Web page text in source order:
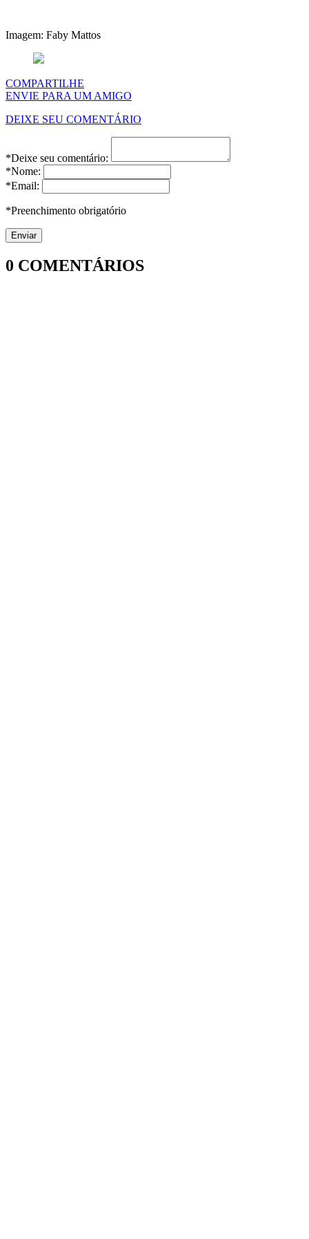
Imagem: Faby Mattos
COMPARTILHE
ENVIE PARA UM AMIGO
DEIXE SEU COMENTÁRIO
*Deixe seu comentário:
*Nome:
*Email:
*Preenchimento obrigatório
0 COMENTÁRIOS